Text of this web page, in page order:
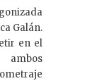
Galán.
en el